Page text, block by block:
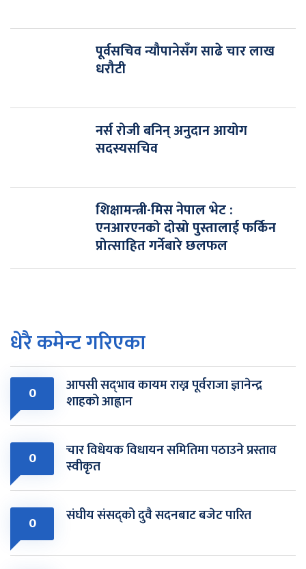
पूर्वसचिव न्यौपानेसँग साढे चार लाख
धरौटी
नर्स रोजी बनिन् अनुदान आयोग
सदस्यसचिव
शिक्षामन्त्री-मिस नेपाल भेट :
एनआरएनको दोस्रो पुस्तालाई फर्किन
प्रोत्साहित गर्नेबारे छलफल
धेरै कमेन्ट गरिएका
0 आपसी सद्‌भाव कायम राख्न पूर्वराजा ज्ञानेन्द्र
शाहको आह्वान
0 चार विधेयक विधायन समितिमा पठाउने प्रस्ताव
स्वीकृत
0 संघीय संसद्को दुवै सदनबाट बजेट पारित